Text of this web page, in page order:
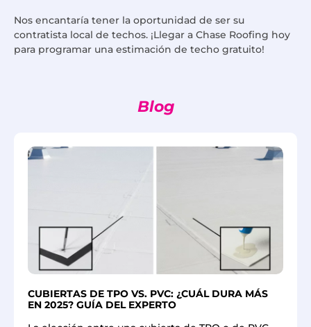
Nos encantaría tener la oportunidad de ser su
contratista local de techos. ¡Llegar a Chase Roofing hoy
para programar una estimación de techo gratuito!
Blog
CUBIERTAS DE TPO VS. PVC: ¿CUÁL DURA MÁS
EN 2025? GUÍA DEL EXPERTO